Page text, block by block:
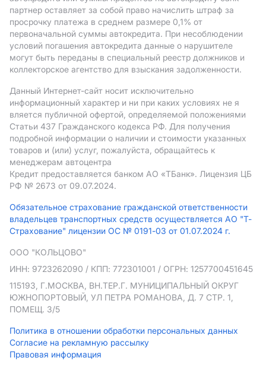
партнер оставляет за собой право начислить штраф за
просрочку платежа в среднем размере 0,1% от
первоначальной суммы автокредита. При несоблюдении
условий погашения автокредита данные о нарушителе
могут быть переданы в специальный реестр должников и
коллекторское агентство для взыскания задолженности.
Данный Интернет-сайт носит исключительно
информационный характер и ни при каких условиях не я
вляется публичной офертой, определяемой положениями
Статьи 437 Гражданского кодекса РФ. Для получения
подробной информации о наличии и стоимости указанных
товаров и (или) услуг, пожалуйста, обращайтесь к
менеджерам автоцентра
Кредит предоставляется банком АO «ТБанк». Лицензия ЦБ
РФ № 2673 от 09.07.2024.
Обязательное страхование гражданской ответственности
владельцев транспортных средств осуществляется АО "Т-
Страхование" лицензии ОС № 0191-03 от 01.07.2024 г.
ООО "КОЛЬЦОВО"
ИНН: 9723262090 / КПП: 772301001 / ОГРН: 1257700451645
115193, Г.МОСКВА, ВН.ТЕР.Г. МУНИЦИПАЛЬНЫЙ ОКРУГ
ЮЖНОПОРТОВЫЙ, УЛ ПЕТРА РОМАНОВА, Д. 7 СТР. 1,
ПОМЕЩ. 3/5
Политика в отношении обработки персональных данных
Согласие на рекламную рассылку
Правовая информация